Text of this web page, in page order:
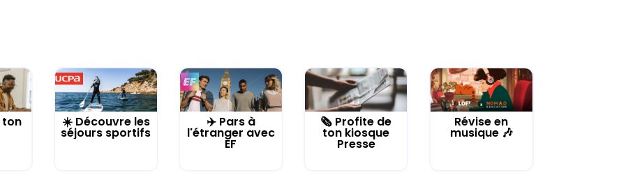
ton ☀️ Découvre les
séjours sportifs
✈️ Pars à
l'étranger avec
EF
🗞️ Profite de
ton kiosque
Presse
Révise en
musique 🎶